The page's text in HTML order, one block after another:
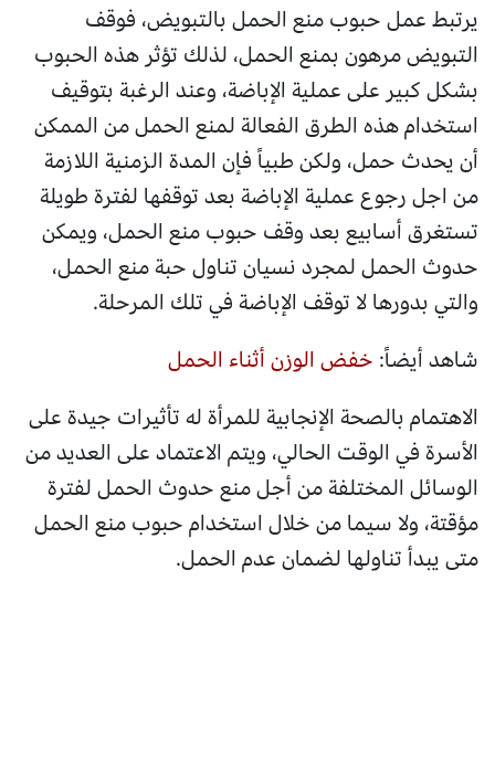
يرتبط عمل حبوب منع الحمل بالتبويض، فوقف
التبويض مرهون بمنع الحمل، لذلك تؤثر هذه الحبوب
بشكل كبير على عملية الإباضة، وعند الرغبة بتوقيف
استخدام هذه الطرق الفعالة لمنع الحمل من الممكن
أن يحدث حمل، ولكن طبياً فإن المدة الزمنية اللازمة
من اجل رجوع عملية الإباضة بعد توقفها لفترة طويلة
تستغرق أسابيع بعد وقف حبوب منع الحمل، ويمكن
حدوث الحمل لمجرد نسيان تناول حبة منع الحمل،
والتي بدورها لا توقف الإباضة في تلك المرحلة.
شاهد أيضاً: خفض الوزن أثناء الحمل
الاهتمام بالصحة الإنجابية للمرأة له تأثيرات جيدة على
الأسرة في الوقت الحالي، ويتم الاعتماد على العديد من
الوسائل المختلفة من أجل منع حدوث الحمل لفترة
مؤقتة، ولا سيما من خلال استخدام حبوب منع الحمل
متى يبدأ تناولها لضمان عدم الحمل.